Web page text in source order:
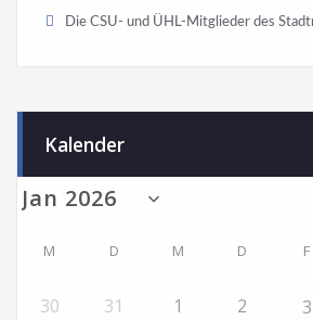
Die CSU- und ÜHL-Mitglieder des
Kalender
M D M D F
30 31 1 2 3